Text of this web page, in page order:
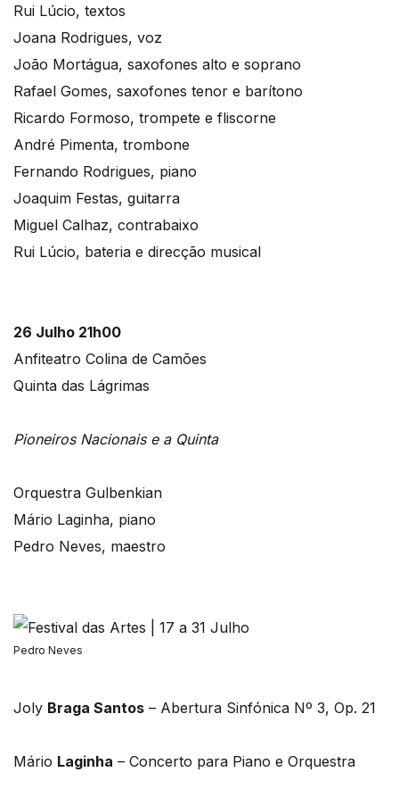
Rui Lúcio, textos
Joana Rodrigues, voz
João Mortágua, saxofones alto e soprano
Rafael Gomes, saxofones tenor e barítono
Ricardo Formoso, trompete e fliscorne
André Pimenta, trombone
Fernando Rodrigues, piano
Joaquim Festas, guitarra
Miguel Calhaz, contrabaixo
Rui Lúcio, bateria e direcção musical
26 Julho 21h00
Anfiteatro Colina de Camões
Quinta das Lágrimas
Pioneiros Nacionais e a Quinta
Orquestra Gulbenkian
Mário Laginha, piano
Pedro Neves, maestro
Pedro Neves
Joly Braga Santos – Abertura Sinfónica Nº 3, Op. 21
Mário Laginha – Concerto para Piano e Orquestra